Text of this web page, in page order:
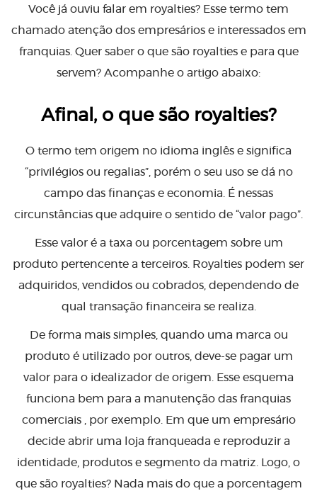
Você já ouviu falar em royalties? Esse termo tem
chamado atenção dos empresários e interessados em
franquias. Quer saber o que são royalties e para que
servem? Acompanhe o artigo abaixo:
Afinal, o que são royalties?
O termo tem origem no idioma inglês e significa
“privilégios ou regalias”, porém o seu uso se dá no
campo das finanças e economia. É nessas
circunstâncias que adquire o sentido de “valor pago”.
Esse valor é a taxa ou porcentagem sobre um
produto pertencente a terceiros. Royalties podem ser
adquiridos, vendidos ou cobrados, dependendo de
qual transação financeira se realiza.
De forma mais simples, quando uma marca ou
produto é utilizado por outros, deve-se pagar um
valor para o idealizador de origem. Esse esquema
funciona bem para a manutenção das franquias
comerciais , por exemplo. Em que um empresário
decide abrir uma loja franqueada e reproduzir a
identidade, produtos e segmento da matriz. Logo, o
que são royalties? Nada mais do que a porcentagem